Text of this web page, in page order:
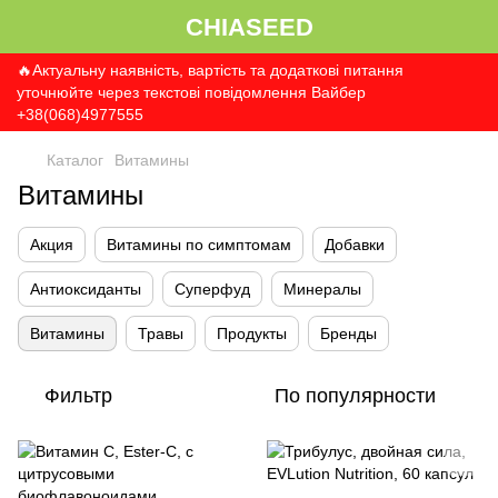
CHIASEED
🔥Актуальну наявність, вартість та додаткові питання
уточнюйте через текстові повідомлення Вайбер
+38(068)4977555
Каталог Витамины
Витамины
Акция Витамины по симптомам Добавки
Антиоксиданты Суперфуд Минералы
Витамины Травы Продукты Бренды
Фильтр По популярности